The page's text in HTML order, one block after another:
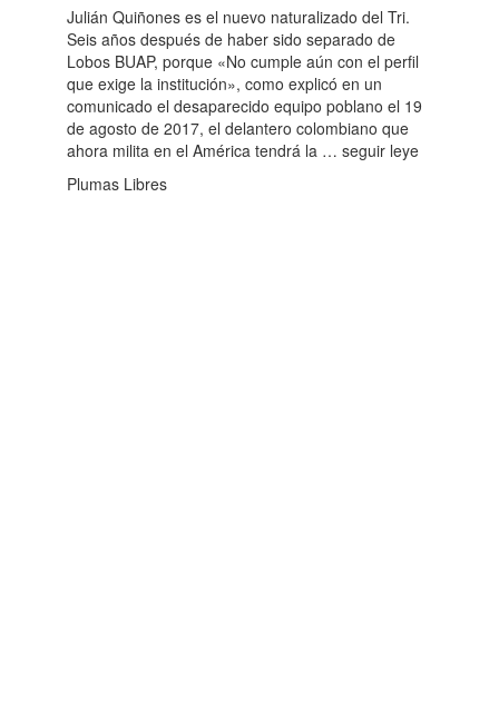
Julián Quiñones es el nuevo naturalizado del Tri.
Seis años después de haber sido separado de
Lobos BUAP, porque «No cumple aún con el perfil
que exige la institución», como explicó en un
comunicado el desaparecido equipo poblano el 19
de agosto de 2017, el delantero colombiano que
ahora milita en el América tendrá la … seguir leye
Plumas Libres